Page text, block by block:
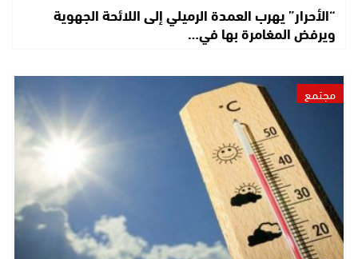
“الأحرار” يهرب العمدة الرميلي إلى اللائحة الجهوية
ويرفض المغامرة بها في…
مجتمع